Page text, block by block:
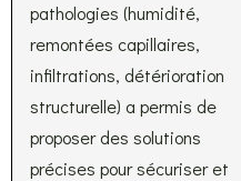
pathologies (humidité,
remontées capillaires,
infiltrations, détérioration
structurelle) a permis de
proposer des solutions
précises pour sécuriser et